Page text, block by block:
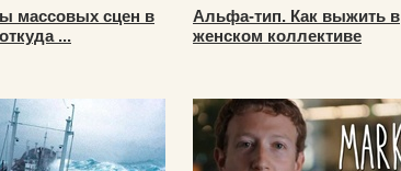
массовых сцен в
...
Альфа-тип. Как выжить в
женском коллективе